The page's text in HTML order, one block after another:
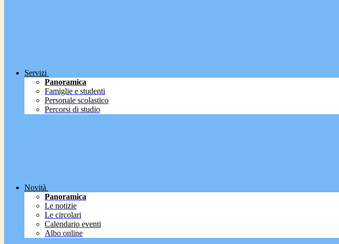
Servizi
Panoramica
Famiglie e studenti
Personale scolastico
Percorsi di studio
Novità
Panoramica
Le notizie
Le circolari
Calendario eventi
Albo online